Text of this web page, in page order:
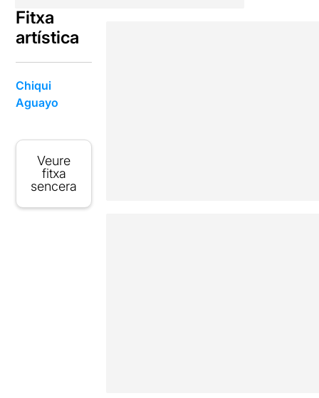
Fitxa
artística
Chiqui
Aguayo
Veure
fitxa
sencera